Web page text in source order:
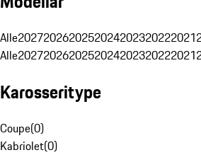
Alle2027202620252024202320222021
Alle2027202620252024202320222021
Karosseritype
Coupe(0)
Kabriolet(0)